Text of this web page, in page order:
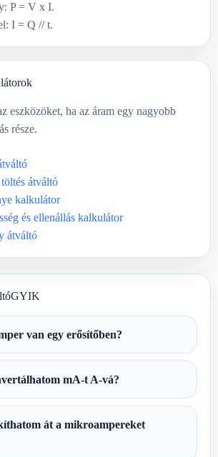
P = V x I.
I = Q // t.
eszközöket, ha az áram egy nagyobb
része.
átváltó
kalkulátor
és ellenállás kalkulátor
átváltó
van egy erősítőben?
mA-t A-vá?
át a mikroampereket